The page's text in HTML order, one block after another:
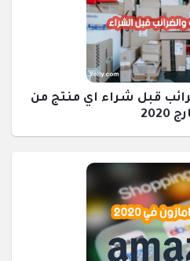
قبل شراء اي منتج من
2020